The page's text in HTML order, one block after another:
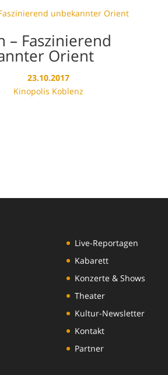
– Faszinierend
Orient
23.10.2017
Kinopolis Koblenz
Live-Reportagen
Kabarett
Konzerte & Shows
Theater
Kultur-Newsletter
Kontakt
Partner